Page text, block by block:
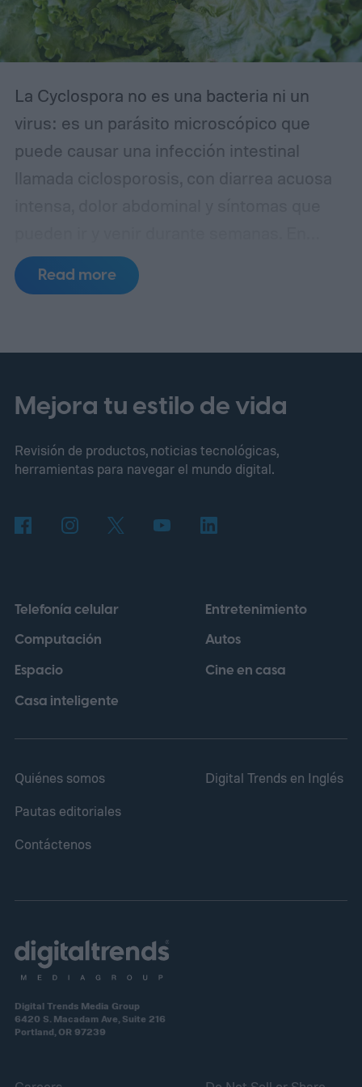
La Cyclospora no es una bacteria ni un
virus: es un parásito microscópico que
puede causar una infección intestinal
llamada ciclosporosis, con diarrea acuosa
Estados Unidos preocupa especialmente
porque se ha vinculado a brotes masivos
laboratorio no siempre es sencilla.Qué es
Cyclospora
Read more
Mejora tu estilo de vida
Revisión de productos, noticias tecnológicas,
herramientas para navegar el mundo digital.
Telefonía celular
Computación
Espacio
Casa inteligente
Entretenimiento
Autos
Cine en casa
Quiénes somos
Pautas editoriales
Contáctenos
Digital Trends en Inglés
Digital Trends Media Group
6420 S. Macadam Ave, Suite 216
Portland, OR 97239